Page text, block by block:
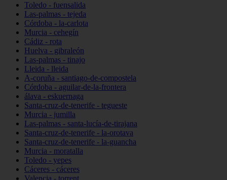
Toledo - fuensalida
Las-palmas - tejeda
Córdoba - la-carlota
Murcia - cehegín
Cádiz - rota
Huelva - gibraleón
Las-palmas - tinajo
Lleida - lleida
A-coruña - santiago-de-compostela
Córdoba - aguilar-de-la-frontera
álava - eskuernaga
Santa-cruz-de-tenerife - tegueste
Murcia - jumilla
Las-palmas - santa-lucía-de-tirajana
Santa-cruz-de-tenerife - la-orotava
Santa-cruz-de-tenerife - la-guancha
Murcia - moratalla
Toledo - yepes
Cáceres - cáceres
Valencia - torrent